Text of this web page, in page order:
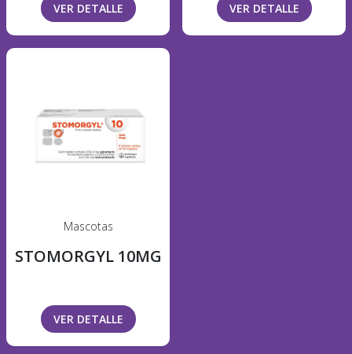
VER DETALLE VER DETALLE
Mascotas
STOMORGYL 10MG
VER DETALLE